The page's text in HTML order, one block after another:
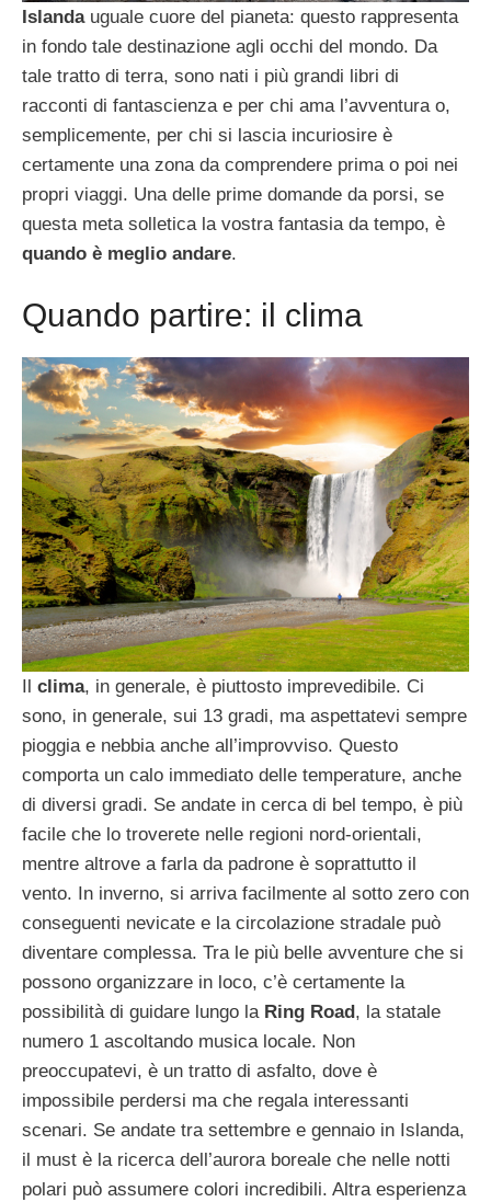
Islandauguale cuore del pianeta: questo rappresenta
in fondo tale destinazione agli occhi del mondo. Da
tale tratto di terra, sono nati i più grandi libri di
racconti di fantascienza e per chi ama l’avventura o,
semplicemente, per chi si lascia incuriosire è
certamente una zona da comprendere prima o poi nei
propri viaggi. Una delle prime domande da porsi, se
questa meta solletica la vostra fantasia da tempo, è
quando è meglio andare.
Quando partire: il clima
Il clima, in generale, è piuttosto imprevedibile. Ci
sono, in generale, sui 13 gradi, ma aspettatevi sempre
pioggia e nebbia anche all’improvviso. Questo
comporta un calo immediato delle temperature, anche
di diversi gradi. Se andate in cerca di bel tempo, è più
facile che lo troverete nelle regioni nord-orientali,
mentre altrove a farla da padrone è soprattutto il
vento. In inverno, si arriva facilmente al sotto zero con
conseguenti nevicate e la circolazione stradale può
diventare complessa. Tra le più belle avventure che si
possono organizzare in loco, c’è certamente la
possibilità di guidare lungo la Ring Road, la statale
numero 1 ascoltando musica locale. Non
preoccupatevi, è un tratto di asfalto, dove è
impossibile perdersi ma che regala interessanti
scenari. Se andate tra settembre e gennaio in Islanda,
il must è la ricerca dell’aurora boreale che nelle notti
polari può assumere colori incredibili. Altra esperienza